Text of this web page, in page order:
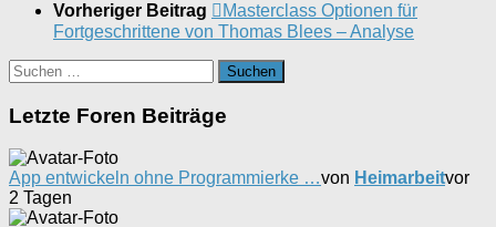
Vorheriger Beitrag
Masterclass Optionen für
Fortgeschrittene von Thomas Blees – Analyse
Suchen
nach:
Letzte Foren Beiträge
App entwickeln ohne Programmierke …von Heimarbeitvor
2 Tagen